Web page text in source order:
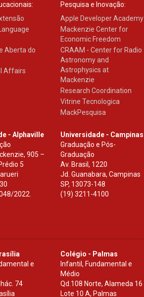
Aberta do
Affairs
Pesquisa e Inovação:
Apple Developer Academy
Mackenzie Center for
Economic Freedom
CRAAM - Center for Radio
Astronomy and
Astrophysics at
Mackenzie
Research Coordination
Vitrine Tecnologica
MackPesquisa
- Alphaville
905 –
5
2022.
Universidade - Campinas
Graduação e Pós-
Graduação
Av. Brasil, 1220
Jd. Guanabara, Campinas
SP, 13073-148
(19) 3211-4100
e
74
Colégio - Palmas
Infantil, Fundamental e
Médio
Qd.108 Norte, Alameda 16
Lote 10 A, Palmas